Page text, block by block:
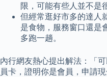
限，可能有些人並不是
但經常逛好市多的達人
是食物，服務窗口還是
多跑一趟。
內行網友熱心提出解法：「
員卡，證明你是會員，申請